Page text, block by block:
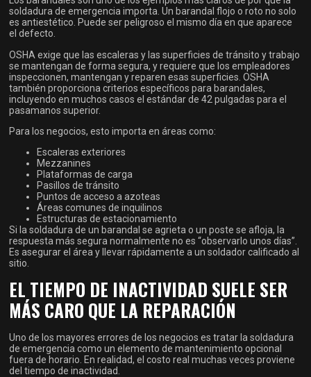
soldadura de emergencia importa. Un barandal flojo o roto no solo
es antiestético. Puede ser peligroso el mismo día en que aparece
el defecto.
OSHA exige que las escaleras y las superficies de tránsito y trabajo
se mantengan de forma segura, y requiere que los empleadores
inspeccionen, mantengan y reparen esas superficies. OSHA
también proporciona criterios específicos para barandales,
incluyendo en muchos casos el estándar de 42 pulgadas para el
pasamanos superior.
Para los negocios, esto importa en áreas como:
Escaleras exteriores
Mezzanines
Plataformas de carga
Pasillos de tránsito
Puntos de acceso a azoteas
Áreas comunes de inquilinos
Estructuras de estacionamiento
Si la soldadura de un barandal se agrieta o un poste se afloja, la
respuesta más segura normalmente no es “observarlo unos días”.
Es asegurar el área y llevar rápidamente a un soldador calificado al
sitio.
EL TIEMPO DE INACTIVIDAD SUELE SER
MÁS CARO QUE LA REPARACIÓN
Uno de los mayores errores de los negocios es tratar la soldadura
de emergencia como un elemento de mantenimiento opcional
fuera de horario. En realidad, el costo real muchas veces proviene
del tiempo de inactividad.